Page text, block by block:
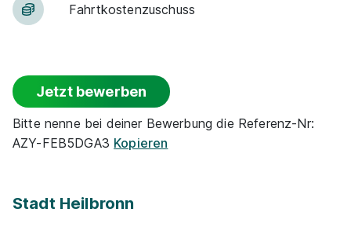
Fahrt­kosten­zu­schuss
Jetzt bewerben
Bitte nenne bei deiner Bewerbung die Referenz-Nr:
AZY-FEB5DGA3 Kopieren
Stadt Heilbronn